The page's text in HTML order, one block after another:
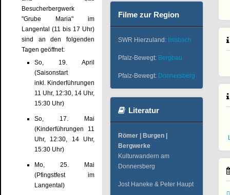
Besucherbergwerk
"Grube Maria" im
Langental (11 bis 17 Uhr)
sind an den folgenden
Tagen geöffnet:
So, 19. April
(Saisonstart
inkl. Kinderführungen
11 Uhr, 12:30, 14 Uhr,
15:30 Uhr)
So, 17. Mai
(Kinderführungen 11
Uhr, 12:30, 14 Uhr,
15:30 Uhr)
Mo, 25. Mai
(Pfingstfest im
Langental)
Filme zur Region
SWR Hierzuland: Imsbach
Pfalz-Bewegt: Bergbau
Pfalz-Bewegt: Donnersberg
Literatur
Römer | Burgen |
Bergwerke
Kulturwandern am
Donnersberg
Jost Haneke & Peter Haupt